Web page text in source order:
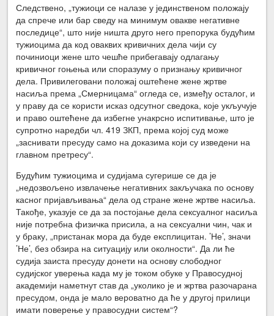
Следствено, „тужиоци се налазе у јединственом положају
да спрече или бар сведу на минимум овакве негативне
последице“, што није ништа друго него препорука будућим
тужиоцима да код оваквих кривичних дела чији су
починиоци жене што чешће прибегавају одлагању
кривичног гоњења или споразуму о признању кривичног
дела. Привилеговани положај оштећене жене жртве
насиља према „Смерницама“ огледа се, између осталог, и
у праву да се користи исказ одсутног сведока, које укључује
и право оштећене да избегне унакрсно испитивање, што је
супротно наредби чл. 419 ЗКП, према којој суд може
„заснивати пресуду само на доказима који су изведени на
главном претресу“.
Будућим тужиоцима и судијама сугерише се да је
„недозвољено извлачење негативних закључака по основу
касног пријављивања“ дела од стране жене жртве насиља.
Такође, указује се да за постојање дела сексуалног насиља
није потребна физичка присила, а на сексуални чин, чак и
у браку, „пристанак мора да буде експлицитан. ’Не’, значи
’Не’, без обзира на ситуацију или околности“. Да ли ће
судија заиста пресуду донети на основу слободног
судијског уверења када му је током обуке у Правосудној
академији наметнут став да „уколико је и жртва разочарана
пресудом, онда је мало вероватно да ће у другој прилици
имати поверење у правосудни систем“?